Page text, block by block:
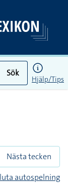
Sök
Hjälp/Tips
Nästa tecken
autospelning